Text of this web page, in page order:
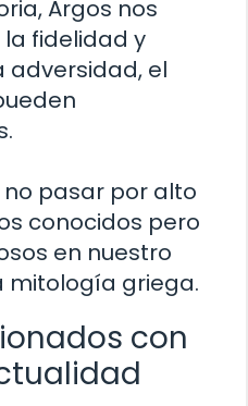
Argos nos
fidelidad y
adversidad, el
pasar por alto
conocidos pero
en nuestro
mitología griega.
con